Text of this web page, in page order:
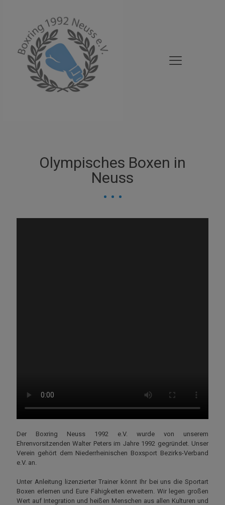
Olympisches Boxen in
Neuss
Der Boxring Neuss 1992 e.V. wurde von unserem
Ehrenvorsitzenden Walter Peters im Jahre 1992 gegründet. Unser
Verein gehört dem Niederrheinischen Boxsport Bezirks-Verband
e.V. an.
Unter Anleitung lizenzierter Trainer könnt Ihr bei uns die Sportart
Boxen erlernen und Eure Fähigkeiten erweitern. Wir legen großen
Wert auf Integration und heißen Menschen aus allen Kulturen und